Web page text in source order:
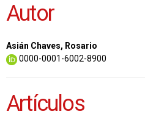
Autor
Asián Chaves, Rosario
0000-0001-6002-8900
Artículos